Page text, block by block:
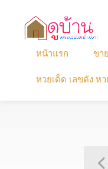
หน้าแรก ขาย
หวยเด็ด เลขดัง ห